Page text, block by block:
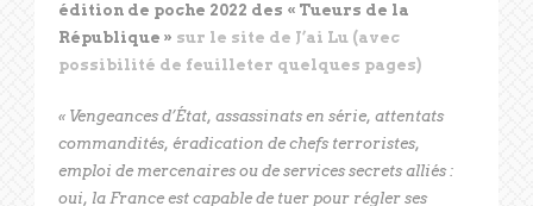
édition de poche 2022 des « Tueurs de la
République » sur le site de J’ai Lu (avec
possibilité de feuilleter quelques pages)
« Vengeances d’État, assassinats en série, attentats
commandités, éradication de chefs terroristes,
emploi de mercenaires ou de services secrets alliés :
oui, la France est capable de tuer pour régler ses